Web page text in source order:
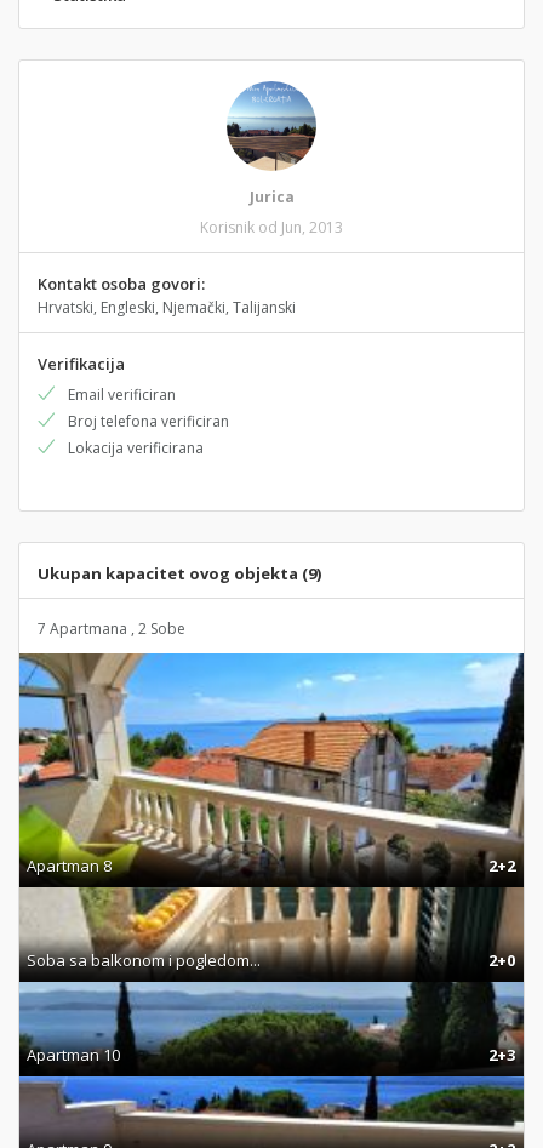
Jurica
Korisnik od Jun, 2013
Kontakt osoba govori:
Hrvatski, Engleski, Njemački, Talijanski
Verifikacija
Email verificiran
Broj telefona verificiran
Lokacija verificirana
Ukupan kapacitet ovog objekta (9)
7 Apartmana , 2 Sobe
Apartman 8 2+2
Soba sa balkonom i pogledom... 2+0
Apartman 10 2+3